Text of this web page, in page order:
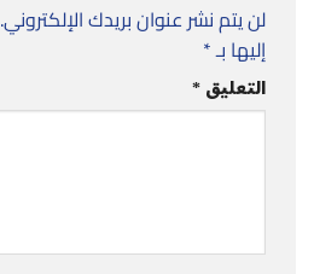
لن يتم نشر عنوان بريدك الإلكتروني.
إليها بـ*
التعليق*